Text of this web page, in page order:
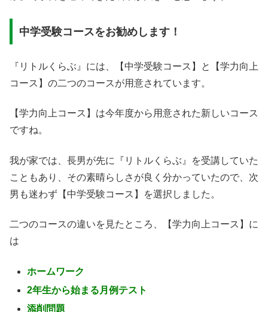
中学受験コースをお勧めします！
『リトルくらぶ』には、【中学受験コース】と【学力向上
コース】の二つのコースが用意されています。
【学力向上コース】は今年度から用意された新しいコース
ですね。
我が家では、長男が先に『リトルくらぶ』を受講していた
こともあり、その素晴らしさが良く分かっていたので、次
男も迷わず【中学受験コース】を選択しました。
二つのコースの違いを見たところ、【学力向上コース】に
は
ホームワーク
2年生から始まる月例テスト
添削問題